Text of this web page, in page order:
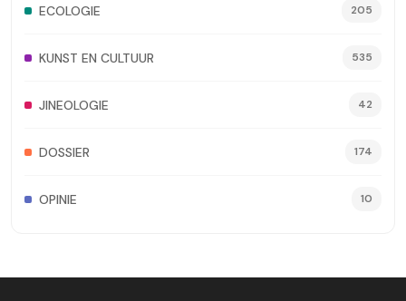
ECOLOGIE 205
KUNST EN CULTUUR 535
JINEOLOGIE 42
DOSSIER 174
OPINIE 10